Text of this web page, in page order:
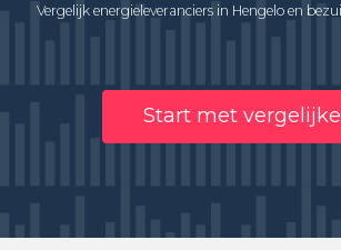
Vergelijk energieleveranciers in Hengelo en
Start met